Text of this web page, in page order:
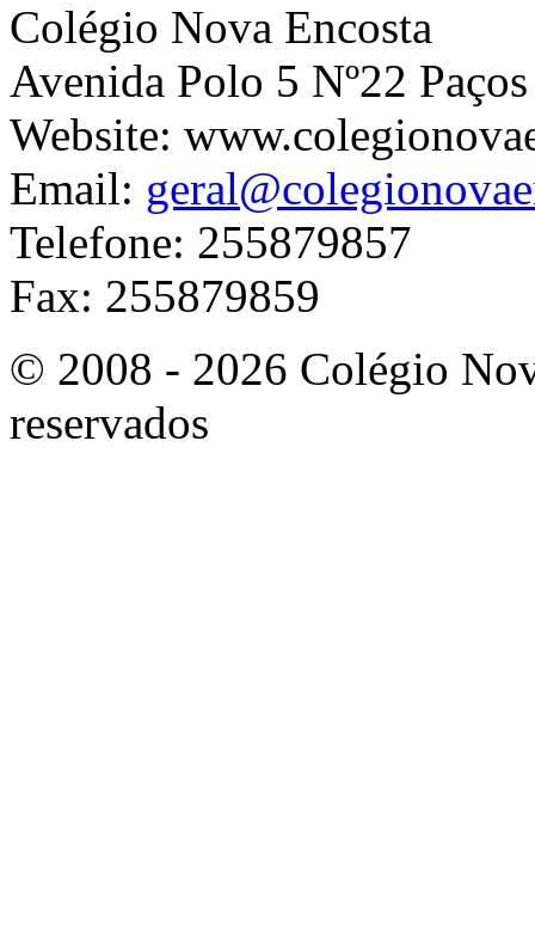
Colégio Nova Encosta
Avenida Polo 5 Nº22
Website:
Email:
Telefone: 255879857
Fax: 255879859
© 2008 - 2026 Colégio
reservados